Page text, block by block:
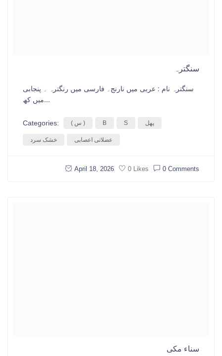
سنگترہ
سنگترہ نام : عربی میں نارنج۔ فارسی میں رنگترہ ۔ پنجابی
میں کھ...
Categories: ( س ) B S پھل
خشک سرد عضلاتی اعصابی
April 18, 2026 0 Likes 0 Comments
سناء مکی